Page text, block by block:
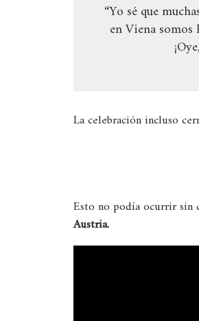
“Yo sé que
en Viena
La celebración incluso
Esto no podía ocurrir sin
Austria.